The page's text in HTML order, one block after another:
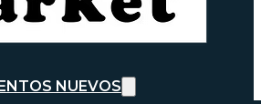
NUEVOS